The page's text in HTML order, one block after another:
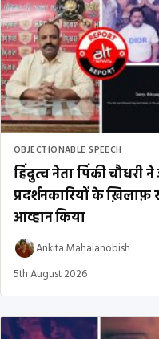
OBJECTIONABLE SPEECH
हिंदुत्व नेता पिंकी चौधरी
प्रदर्शनकारियों के
आव्हान किया
Ankita Mahalanobish
5th August 2026